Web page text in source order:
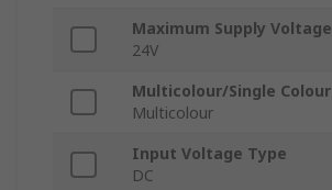
Maximum Supply Voltage
24V
Multicolour/Single Colour
Multicolour
Input Voltage Type
DC